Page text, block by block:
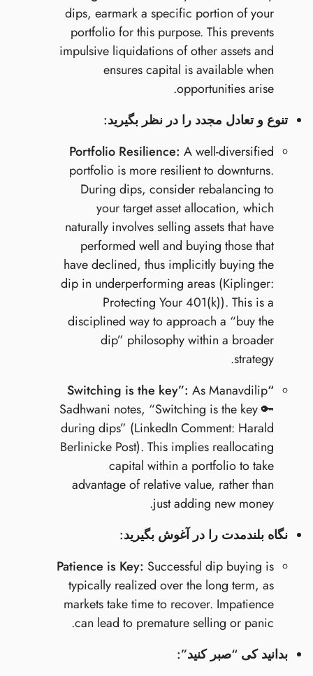
dips, earmark a specific portion of your
portfolio for this purpose. This prevents
impulsive liquidations of other assets and
ensures capital is available when
opportunities arise.
تنوع و تعادل مجدد را در نظر بگیرید:
Portfolio Resilience: A well-diversified
portfolio is more resilient to downturns.
During dips, consider rebalancing to
your target asset allocation, which
naturally involves selling assets that have
performed well and buying those that
have declined, thus implicitly buying the
dip in underperforming areas (Kiplinger:
Protecting Your 401(k)). This is a
disciplined way to approach a “buy the
dip” philosophy within a broader
strategy.
“Switching is the key”:
As Manavdilip
Sadhwani notes, “Switching is the key 🔑
during dips” (LinkedIn Comment: Harald
Berlinicke Post). This implies reallocating
capital within a portfolio to take
advantage of relative value, rather than
just adding new money.
نگاه بلندمدت را در آغوش بگیرید:
Patience is Key: Successful dip buying is
typically realized over the long term, as
markets take time to recover. Impatience
can lead to premature selling or panic.
بدانید کی “صبر کنید”: